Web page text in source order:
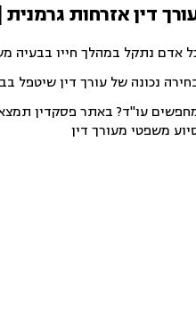
דין אזרחות
אדם נתקל במהלך חייו בבעיה
נכונה של עורך דין שיטפל
עו"ד? באתר פסקדין תמצאו
משפטי מעורך דין